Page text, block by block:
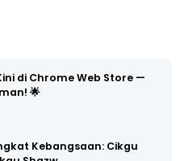
di Chrome Web Store —
🌟
Kebangsaan: Cikgu